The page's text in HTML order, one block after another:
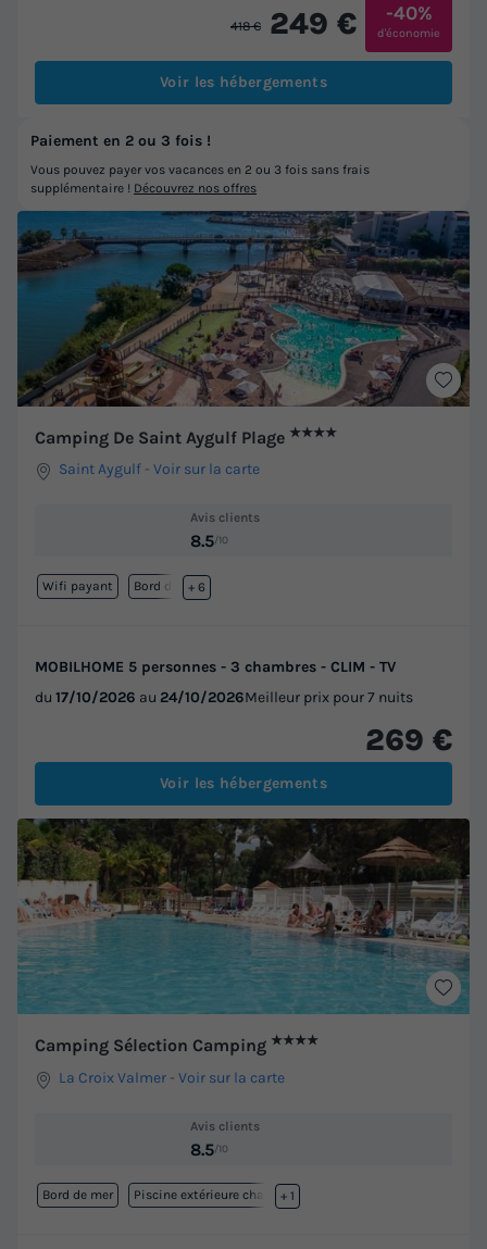
418 € 249 € -40%
d'économie
Voir les hébergements
Camping De Saint Aygulf Plage ★★★★
Saint Aygulf -Voir sur la carte
Avis clients
8.5/10
Wifi payant Bord de mer
+ 6
MOBILHOME 5 personnes - 3 chambres - CLIM - TV
du 17/10/2026 au 24/10/2026Meilleur prix pour 7 nuits
269 €
Voir les hébergements
Camping Sélection Camping ★★★★
La Croix Valmer -Voir sur la carte
Avis clients
8.5/10
Bord de mer Piscine extérieure chauffée
+ 1
Paiement en 2 ou 3 fois !
Vous pouvez payer vos vacances en 2 ou 3 fois sans frais
supplémentaire ! Découvrez nos offres